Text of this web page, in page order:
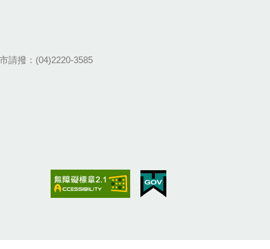
請撥：(04)2220-3585